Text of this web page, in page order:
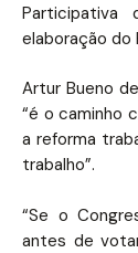
elaboração do
Artur Bueno
“é o caminho
a reforma
trabalho”.
“Se o
antes de